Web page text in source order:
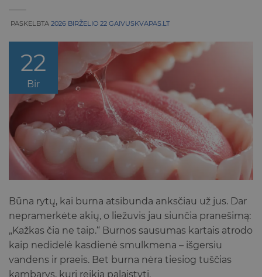
PASKELBTA 2026 BIRŽELIO 22 GAIVUSKVAPAS.LT
22
Bir
Būna rytų, kai burna atsibunda anksčiau už jus. Dar
nepramerkėte akių, o liežuvis jau siunčia pranešimą:
„Kažkas čia ne taip.“ Burnos sausumas kartais atrodo
kaip nedidelė kasdienė smulkmena – išgersiu
vandens ir praeis. Bet burna nėra tiesiog tuščias
kambarys, kurį reikia palaistyti.